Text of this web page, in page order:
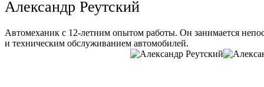
Александр Реутский
Автомеханик с 12-летним опытом работы. Он занимается
и техническим обслуживанием автомобилей.